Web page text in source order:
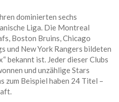
dominierten sechs
Liga. Die Montreal
Boston Bruins, Chicago
und New York Rangers bildeten
bekannt ist. Jeder dieser Clubs
und unzählige Stars
zum Beispiel haben 24 Titel –